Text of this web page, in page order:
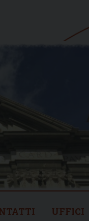
UFFICI